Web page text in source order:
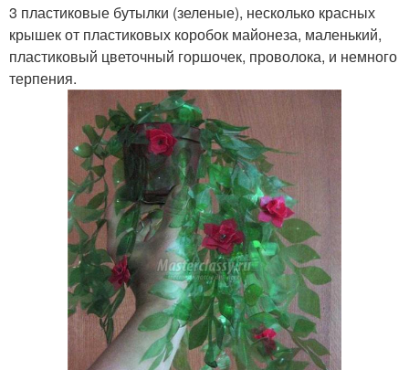
3 пластиковые бутылки (зеленые), несколько красных
крышек от пластиковых коробок майонеза, маленький,
пластиковый цветочный горшочек, проволока, и немного
терпения.